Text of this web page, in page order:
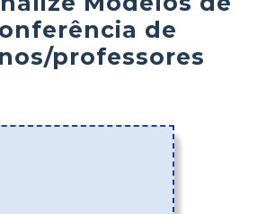
de
professores